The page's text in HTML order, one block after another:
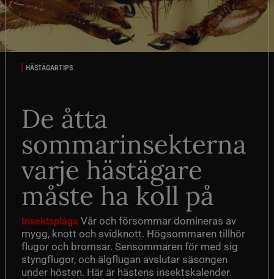
HÄSTÄGARTIPS
De åtta
sommarinsekterna
varje hästägare
måste ha koll på
Insektsplåga Vår och försommar domineras av
mygg, knott och svidknott. Högsommaren tillhör
flugor och bromsar. Sensommaren för med sig
styngflugor, och älgflugan avslutar säsongen
under hösten. Här är hästens insektskalender.